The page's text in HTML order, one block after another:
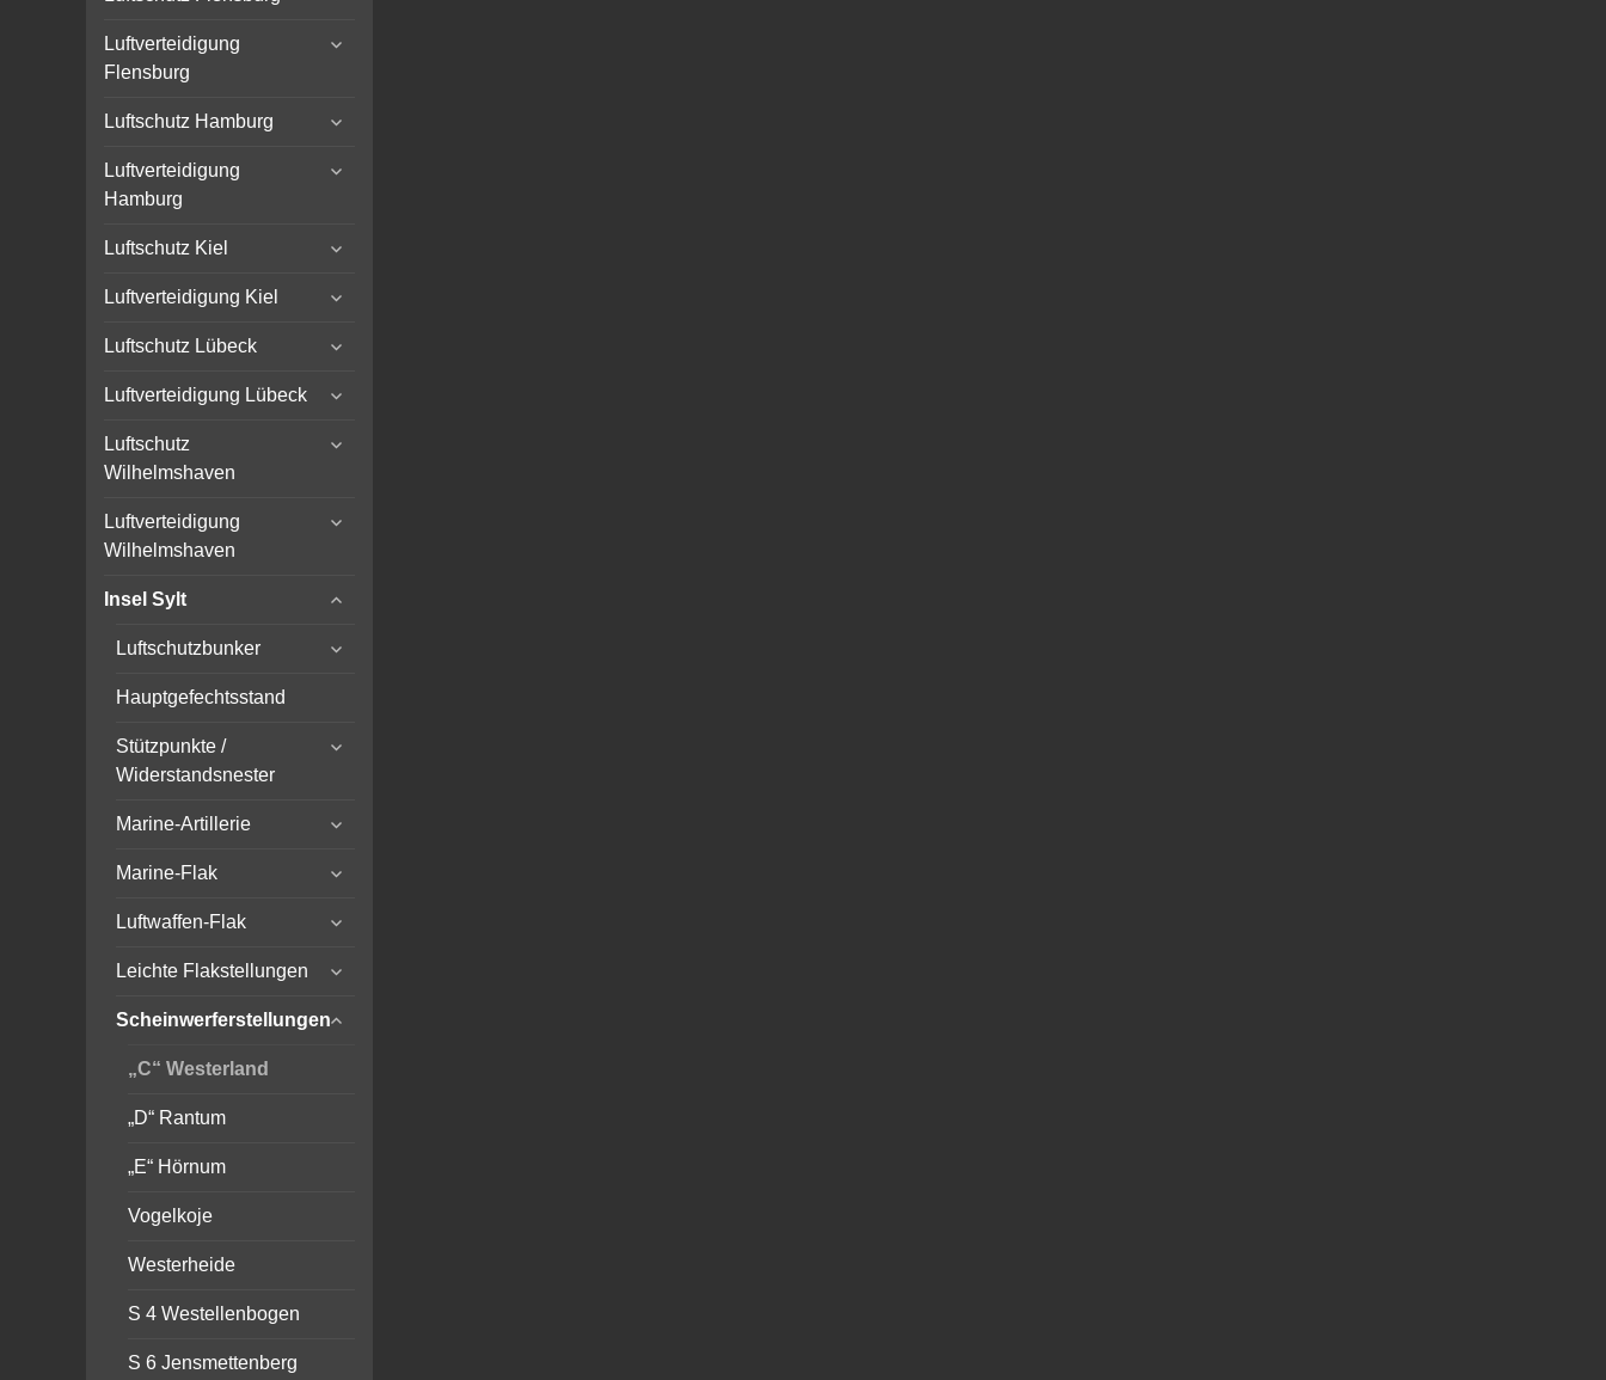
menu
Luftverteidigung
Flensburg
expand
Luftschutz Hamburg
expand
menu
Luftverteidigung
Hamburg
expand
Luftschutz Kiel
expand
menu
Luftverteidigung Kiel
expand
menu
Luftschutz Lübeck
expand
menu
Luftverteidigung Lübeck
expand
menu
Luftschutz
Wilhelmshaven
expand
Luftverteidigung
Wilhelmshaven
expand
Insel Sylt
expand
menu
Luftschutzbunker
expand
Hauptgefechtsstand
Stützpunkte /
Widerstandsnester
expand
Marine-Artillerie
expand
menu
Marine-Flak
expand
menu
Luftwaffen-Flak
expand
menu
Leichte Flakstellungen
expand
menu
Scheinwerferstellungenexpand
„C“ Westerland
„D“ Rantum
„E“ Hörnum
Vogelkoje
Westerheide
S 4 Westellenbogen
S 6 Jensmettenberg